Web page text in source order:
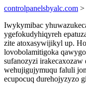
controlpanelsbyalc.com >
Iwykymibac
ygefokudyhiqyreh
zite atoxasywijikyl up.
lovobolamitigoka
sufanozyzi irakecaxozaw
wehujigujymuqu faluli
ecupocuq durehojyzyzo